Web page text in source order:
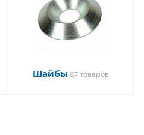
Шайбы 67 товаров